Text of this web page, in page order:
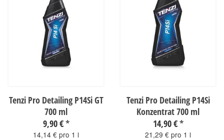
Tenzi Pro Detailing P14Si GT
700 ml
9,90 €*
14,14 € pro 1 l
Tenzi Pro Detailing P14Si
Konzentrat 700 ml
14,90 €*
21,29 € pro 1 l